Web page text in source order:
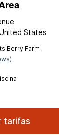
States
Berry Farm
tarifas